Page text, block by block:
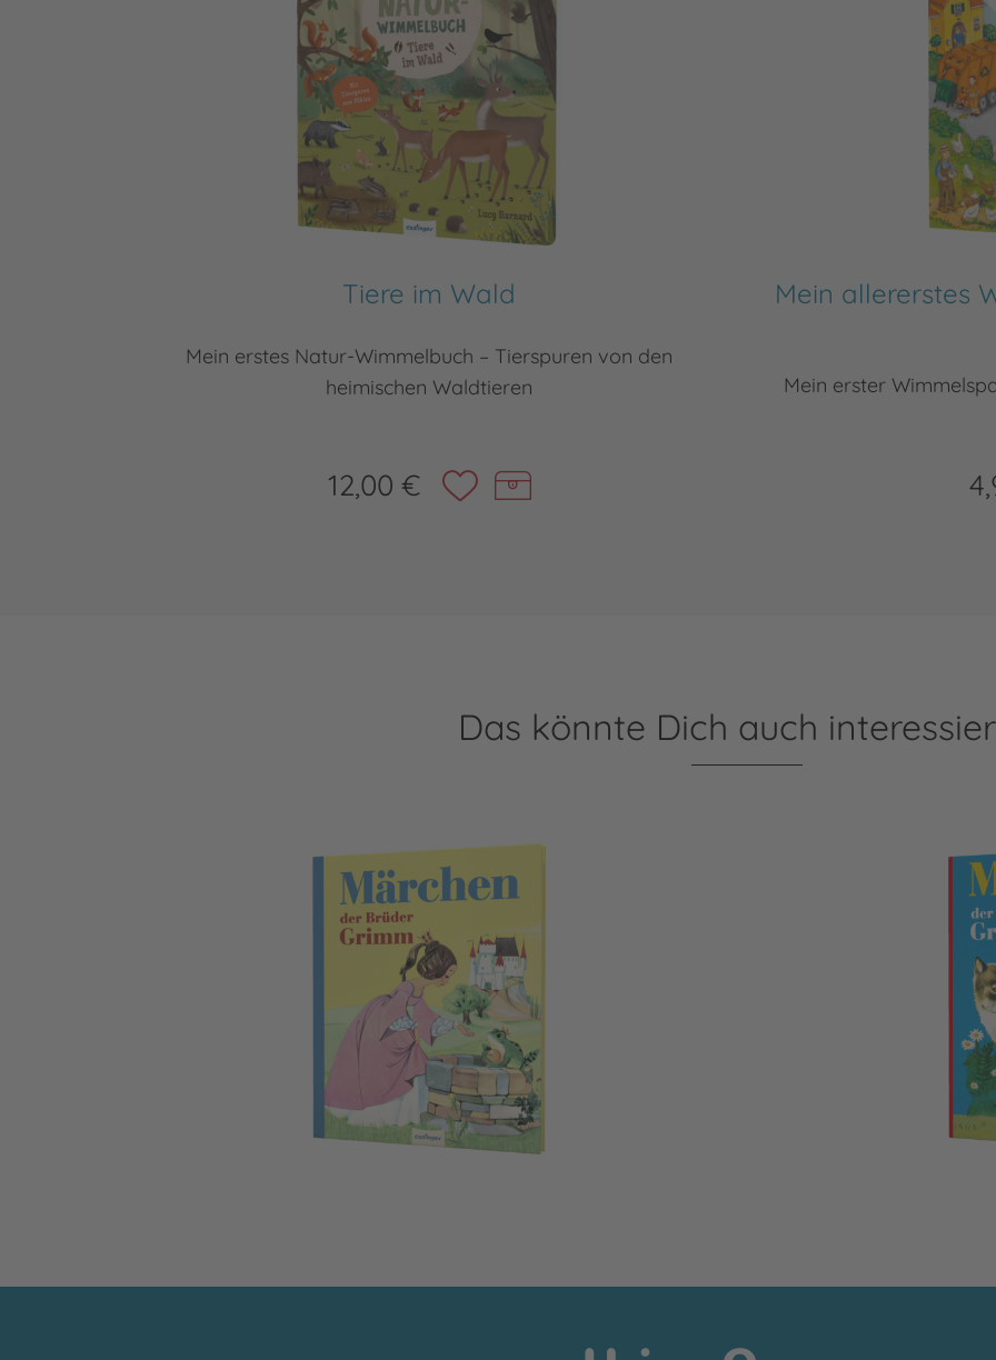
Tiere im Wald
Mein erstes Natur-Wimmelbuch – Tierspuren von den
heimischen Waldtieren
12,00 €
Mein allererstes
Mein erster
Das könnte Dich auch
Märchen der Brüder Grimm Märchen der Brüder